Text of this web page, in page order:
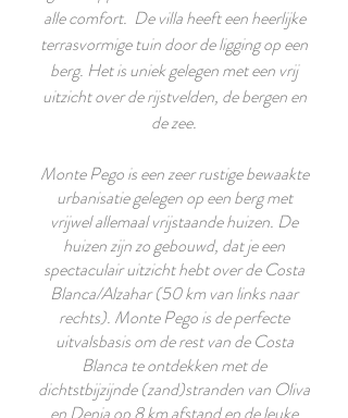
alle comfort. De villa heeft een heerlijke
terrasvormige tuin door de ligging op een
berg. Het is uniek gelegen met een vrij
uitzicht over de rijstvelden, de bergen en
de zee.
Monte Pego is een zeer rustige bewaakte
urbanisatie gelegen op een berg met
vrijwel allemaal vrijstaande huizen. De
huizen zijn zo gebouwd, dat je een
spectaculair uitzicht hebt over de Costa
Blanca/Alzahar (50 km van links naar
rechts). Monte Pego is de perfecte
uitvalsbasis om de rest van de Costa
Blanca te ontdekken met de
dichtstbijzijnde (zand)stranden van Oliva